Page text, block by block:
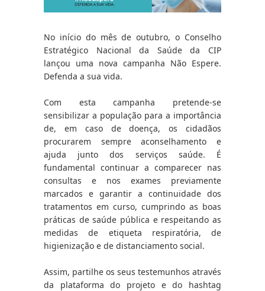
No início do mês de outubro, o Conselho
Estratégico Nacional da Saúde da CIP
lançou uma nova campanha Não Espere.
Defenda a sua vida.
Com esta campanha pretende-se
sensibilizar a população para a importância
de, em caso de doença, os cidadãos
procurarem sempre aconselhamento e
ajuda junto dos serviços saúde. É
fundamental continuar a comparecer nas
consultas e nos exames previamente
marcados e garantir a continuidade dos
tratamentos em curso, cumprindo as boas
práticas de saúde pública e respeitando as
medidas de etiqueta respiratória, de
higienização e de distanciamento social.
Assim, partilhe os seus testemunhos através